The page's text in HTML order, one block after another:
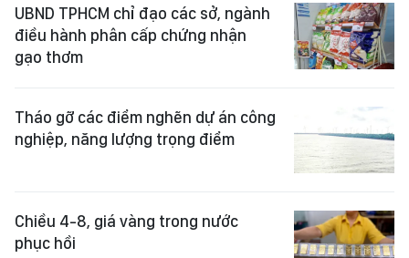
UBND TPHCM chỉ đạo các sở, ngành
điều hành phân cấp chứng nhận
gạo thơm
Tháo gỡ các điểm nghẽn dự án công
nghiệp, năng lượng trọng điểm
Chiều 4-8, giá vàng trong nước
phục hồi